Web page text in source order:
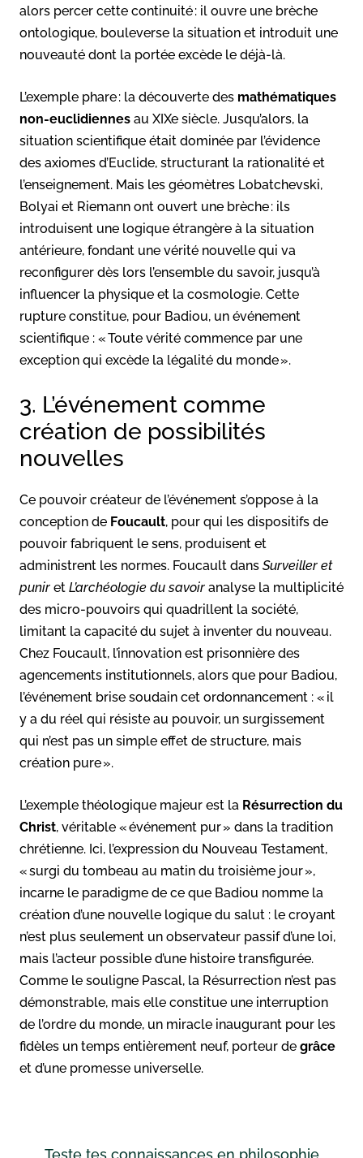
alors percer cette continuité : il ouvre une brèche
ontologique, bouleverse la situation et introduit une
nouveauté dont la portée excède le déjà-là.
L’exemple phare : la découverte des mathématiques
non-euclidiennes au XIXe siècle. Jusqu’alors, la
situation scientifique était dominée par l’évidence
des axiomes d’Euclide, structurant la rationalité et
l’enseignement. Mais les géomètres Lobatchevski,
Bolyai et Riemann ont ouvert une brèche : ils
introduisent une logique étrangère à la situation
antérieure, fondant une vérité nouvelle qui va
reconfigurer dès lors l’ensemble du savoir, jusqu’à
influencer la physique et la cosmologie. Cette
rupture constitue, pour Badiou, un événement
scientifique : « Toute vérité commence par une
exception qui excède la légalité du monde ».
3. L’événement comme
création de possibilités
nouvelles
Ce pouvoir créateur de l’événement s’oppose à la
conception de Foucault, pour qui les dispositifs de
pouvoir fabriquent le sens, produisent et
administrent les normes. Foucault dans Surveiller et
punir et L’archéologie du savoir analyse la multiplicité
des micro-pouvoirs qui quadrillent la société,
limitant la capacité du sujet à inventer du nouveau.
Chez Foucault, l’innovation est prisonnière des
agencements institutionnels, alors que pour Badiou,
l’événement brise soudain cet ordonnancement : « il
y a du réel qui résiste au pouvoir, un surgissement
qui n’est pas un simple effet de structure, mais
création pure ».
L’exemple théologique majeur est la Résurrection du
Christ, véritable « événement pur » dans la tradition
chrétienne. Ici, l’expression du Nouveau Testament,
« surgi du tombeau au matin du troisième jour »,
incarne le paradigme de ce que Badiou nomme la
création d’une nouvelle logique du salut : le croyant
n’est plus seulement un observateur passif d’une loi,
mais l’acteur possible d’une histoire transfigurée.
Comme le souligne Pascal, la Résurrection n’est pas
démonstrable, mais elle constitue une interruption
de l’ordre du monde, un miracle inaugurant pour les
fidèles un temps entièrement neuf, porteur de grâce
et d’une promesse universelle.
Teste tes connaissances en philosophie